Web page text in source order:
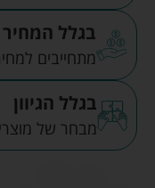
בגלל המחיר
מתחייבים
בגלל הגיוון
מבחר של